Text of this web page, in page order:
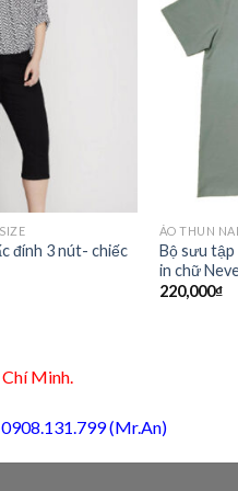
đính 3 nút- chiếc
ÁO THUN
Bộ sưu
in chữ
220,000₫
Minh.
0908.131.799 (Mr.An)